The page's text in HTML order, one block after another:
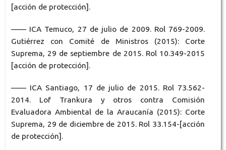
[acción de protección].
—— ICA Temuco, 27 de julio de 2009. Rol 769-2009.
Gutiérrez con Comité de Ministros (2015): Corte
Suprema, 29 de septiembre de 2015. Rol 10.349-2015
[acción de protección].
—— ICA Santiago, 17 de julio de 2015. Rol 73.562-
2014. Lof Trankura y otros contra Comisión
Evaluadora Ambiental de la Araucanía (2015): Corte
Suprema, 29 de diciembre de 2015. Rol 33.154-[acción
de protección].